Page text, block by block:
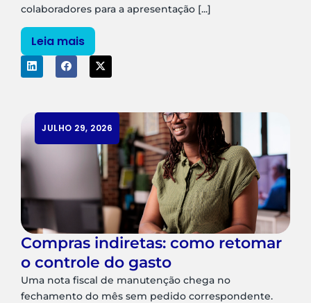
colaboradores para a apresentação [...]
Leia mais
JULHO 29, 2026
Compras indiretas: como retomar
o controle do gasto
Uma nota fiscal de manutenção chega no
fechamento do mês sem pedido correspondente.